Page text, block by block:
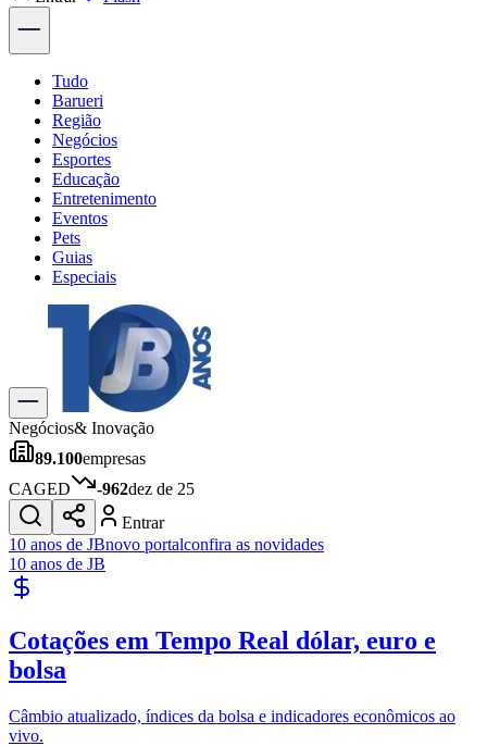
Tudo
Barueri
Região
Negócios
Esportes
Educação
Entretenimento
Eventos
Pets
Guias
Especiais
Explore Tudo
Últimas Notícias
Previsão do Tempo
Trânsito e Rotas
Dia a Dia & Lazer
Gastronomia
Cinema & Shows
JogosNovo
Para Sua Empresa
Publicidade Legal
Política
Esportes
Negócios& Inovação
89.100empresas
CAGED
-962dez de 25
Entrar
10 anos de JBnovo portalconfira as novidades
10 anos de JB
Cotações em Tempo Real dólar, euro e
bolsa
Câmbio atualizado, índices da bolsa e indicadores econômicos ao
vivo.